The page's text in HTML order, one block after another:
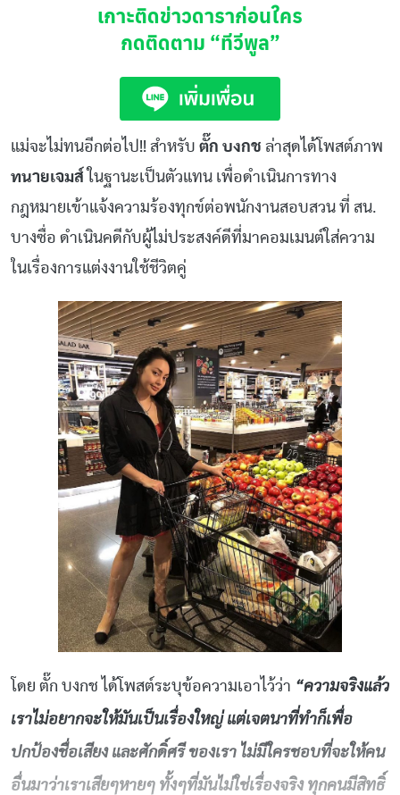
เกาะติดข่าวดาราก่อนใคร
กดติดตาม “ทีวีพูล”
แม่จะไม่ทนอีกต่อไป!! สำหรับ ตั๊ก บงกช ล่าสุดได้โพสต์ภาพ
ทนายเจมส์ ในฐานะเป็นตัวแทน เพื่อดำเนินการทาง
กฎหมายเข้าแจ้งความร้องทุกข์ต่อพนักงานสอบสวน ที่ สน.
บางซื่อ ดำเนินคดีกับผู้ไม่ประสงค์ดีที่มาคอมเมนต์ใส่ความ
ในเรื่องการแต่งงานใช้ชีวิตคู่
โดย ตั๊ก บงกช ได้โพสต์ระบุข้อความเอาไว้ว่า “ความจริงแล้ว
เราไม่อยากจะให้มันเป็นเรื่องใหญ่ แต่เจตนาที่ทำก็เพื่อ
ปกป้องชื่อเสียง และศักดิ์ศรี ของเรา ไม่มีใครชอบที่จะให้คน
อื่นมาว่าเราเสียๆหายๆ ทั้งๆที่มันไม่ใช่เรื่องจริง ทุกคนมีสิทธิ์